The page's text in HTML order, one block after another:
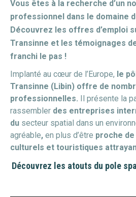
Vous êtes à la recherche d’un
professionnel dans le domaine
Découvrez les offres d’emploi
Transinne et les témoignages
franchi le pas !
Implanté au cœur de l’Europe, le
Transinne (Libin) offre de
professionnelles. Il présente la
rassembler des entreprises
du secteur spatial dans un
agréable, en plus d’être proche
culturels et touristiques
Découvrez les atouts du pole